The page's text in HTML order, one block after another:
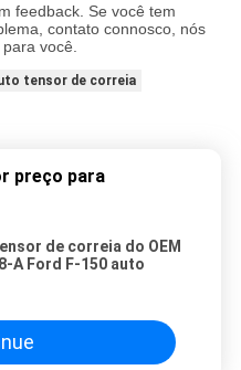
feedback. Se você tem
contato connosco, nós
você.
tensor de correia
preço para
de correia do OEM
A Ford F-150 auto